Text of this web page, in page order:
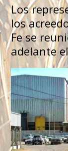
Los
los
Fe se
adelante